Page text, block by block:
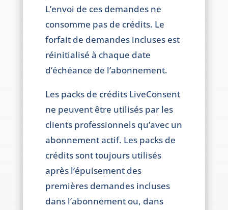
L’envoi de ces demandes ne
consomme pas de crédits. Le
forfait de demandes incluses est
réinitialisé à chaque date
d’échéance de l’abonnement.
Les packs de crédits LiveConsent
ne peuvent être utilisés par les
clients professionnels qu’avec un
abonnement actif. Les packs de
crédits sont toujours utilisés
après l’épuisement des
premières demandes incluses
dans l’abonnement ou, dans